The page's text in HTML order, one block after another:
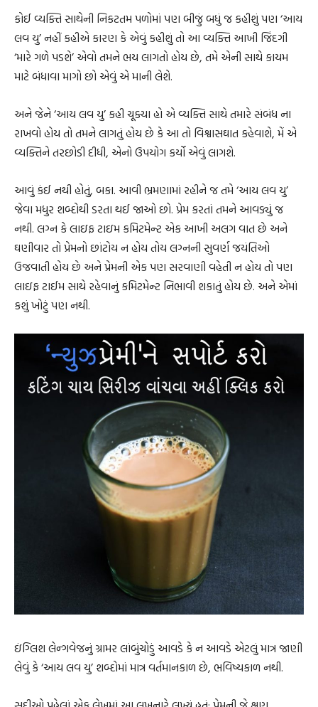
કોઈ વ્યક્તિ સાથેની નિકટતમ પળોમાં પણ બીજું બધું જ કહીશું પણ ‘આય
લવ યુ’ નહીં કહીએ કારણ કે એવું કહીશું તો આ વ્યક્તિ આખી જિંદગી
‘મારે ગળે પડશે’ એવો તમને ભય લાગતો હોય છે, તમે એની સાથે કાયમ
માટે બંધાવા માગો છો એવું એ માની લેશે.
અને જેને ‘આય લવ યુ’ કહી ચૂક્યા હો એ વ્યક્તિ સાથે તમારે સંબંધ ના
રાખવો હોય તો તમને લાગતું હોય છે કે આ તો વિશ્વાસઘાત કહેવાશે, મેં એ
વ્યક્તિને તરછોડી દીધી, એનો ઉપયોગ કર્યો એવું લાગશે.
આવું કંઈ નથી હોતું, બકા. આવી ભ્રમણામાં રહીને જ તમે ‘આય લવ યુ’
જેવા મધુર શબ્દોથી ડરતા થઈ જાઓ છો. પ્રેમ કરતાં તમને આવડ્યું જ
નથી. લગ્ન કે લાઇફ ટાઇમ કમિટમેન્ટ એક આખી અલગ વાત છે અને
ઘણીવાર તો પ્રેમનો છાંટોય ન હોય તોય લગ્નની સુવર્ણ જયંતિઓ
ઉજવાતી હોય છે અને પ્રેમની એક પણ સરવાણી વહેતી ન હોય તો પણ
લાઇફ ટાઈમ સાથે રહેવાનું કમિટમેન્ટ નિભાવી શકાતું હોય છે. અને એમાં
કશું ખોટું પણ નથી.
ઇંગ્લિશ લેન્ગવેજનું ગ્રામર લાંબુંચોડું આવડે કે ન આવડે એટલું માત્ર જાણી
લેવું કે ‘આય લવ યુ’ શબ્દોમાં માત્ર વર્તમાનકાળ છે, ભવિષ્યકાળ નથી.